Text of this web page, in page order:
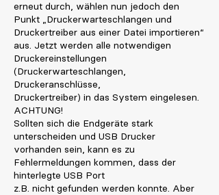
erneut durch, wählen nun jedoch den
Punkt „Druckerwarteschlangen und
Druckertreiber aus einer Datei importieren“
aus. Jetzt werden alle notwendigen
Druckereinstellungen
(Druckerwarteschlangen,
Druckeranschlüsse,
Druckertreiber) in das System eingelesen.
ACHTUNG!
Sollten sich die Endgeräte stark
unterscheiden und USB Drucker
vorhanden sein, kann es zu
Fehlermeldungen kommen, dass der
hinterlegte USB Port
z.B. nicht gefunden werden konnte. Aber